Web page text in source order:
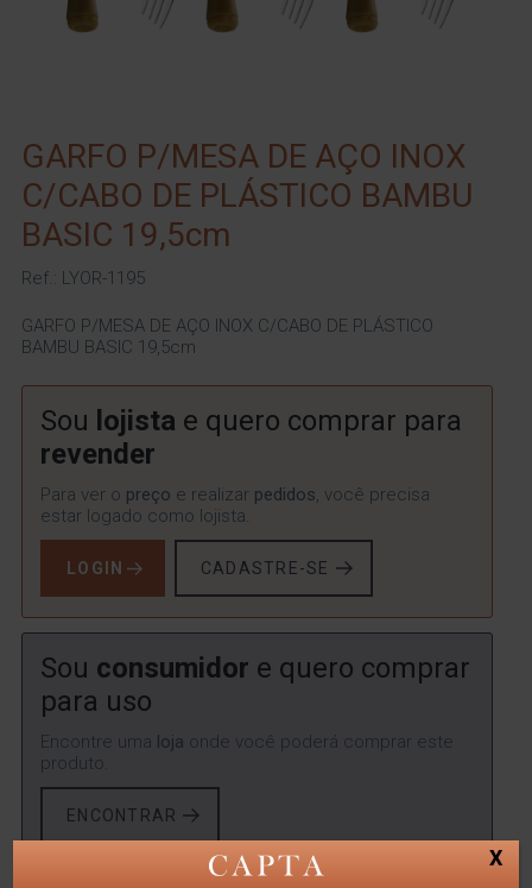
GARFO P/MESA DE AÇO INOX
C/CABO DE PLÁSTICO BAMBU
BASIC 19,5cm
Ref.: LYOR-1195
GARFO P/MESA DE AÇO INOX C/CABO DE PLÁSTICO
BAMBU BASIC 19,5cm
Sou lojista e quero comprar para
revender
Para ver o preço e realizar pedidos, você precisa
estar logado como lojista.
LOGIN CADASTRE-SE
Sou consumidor e quero comprar
para uso
Encontre uma loja onde você poderá comprar este
produto.
ENCONTRAR
X